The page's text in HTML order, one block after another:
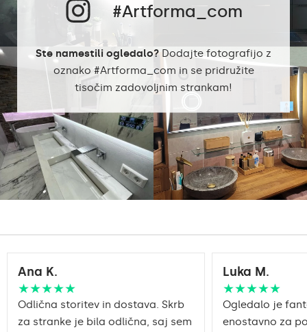
#Artforma_com
Ste namestili ogledalo? Dodajte fotografijo z
oznako #Artforma_com in se pridružite
tisočim zadovoljnim strankam!
Ana K.
★★★★★
Odlična storitev in dostava. Skrb
za stranke je bila odlična, saj sem
Luka M.
★★★★★
Ogledalo je
enostavno za